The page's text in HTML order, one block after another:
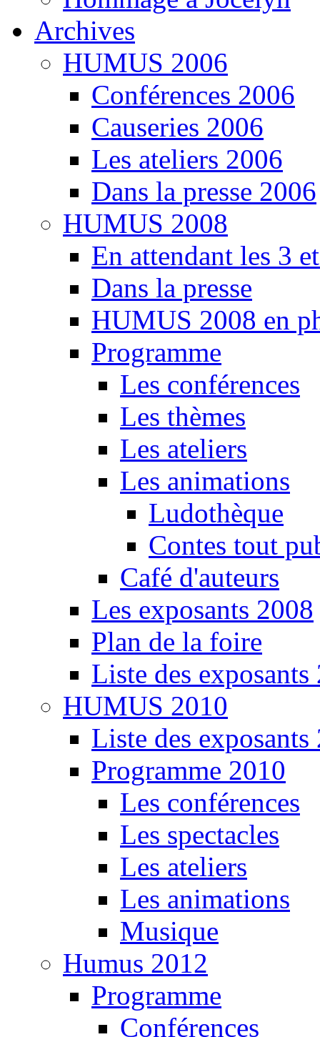
Archives
HUMUS 2006
Conférences 2006
Causeries 2006
Les ateliers 2006
Dans la presse 2006
HUMUS 2008
En attendant les 3
Dans la presse
HUMUS 2008 en
Programme
Les conférences
Les thèmes
Les ateliers
Les animations
Ludothèque
Contes tout
Café d'auteurs
Les exposants 2008
Plan de la foire
Liste des exposants
HUMUS 2010
Liste des exposants
Programme 2010
Les conférences
Les spectacles
Les ateliers
Les animations
Musique
Humus 2012
Programme
Conférences